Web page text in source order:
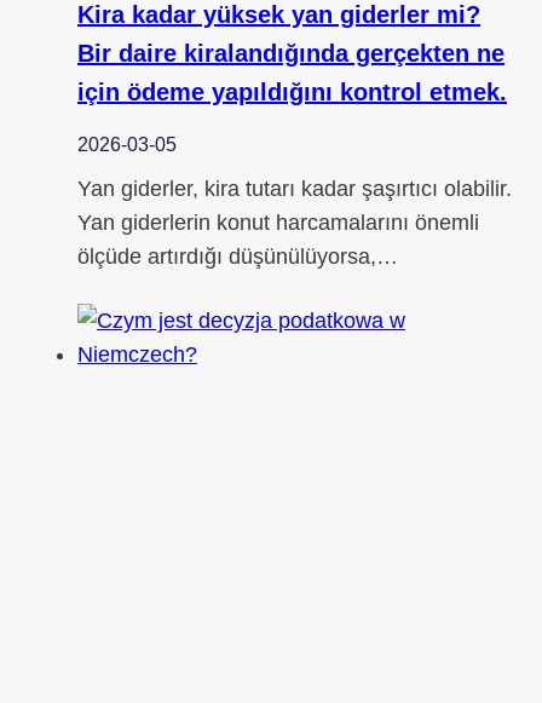
Kira kadar yüksek yan giderler mi?
Bir daire kiralandığında gerçekten ne
için ödeme yapıldığını kontrol etmek.
2026-03-05
Yan giderler, kira tutarı kadar şaşırtıcı olabilir.
Yan giderlerin konut harcamalarını önemli
ölçüde artırdığı düşünülüyorsa,…